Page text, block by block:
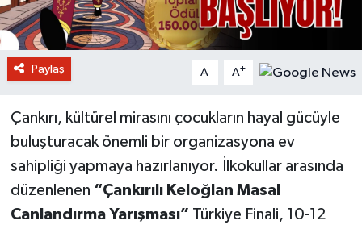
Paylaş A- A+
Çankırı, kültürel mirasını çocukların hayal gücüyle
buluşturacak önemli bir organizasyona ev
sahipliği yapmaya hazırlanıyor. İlkokullar arasında
düzenlenen “Çankırılı Keloğlan Masal
Canlandırma Yarışması” Türkiye Finali, 10-12